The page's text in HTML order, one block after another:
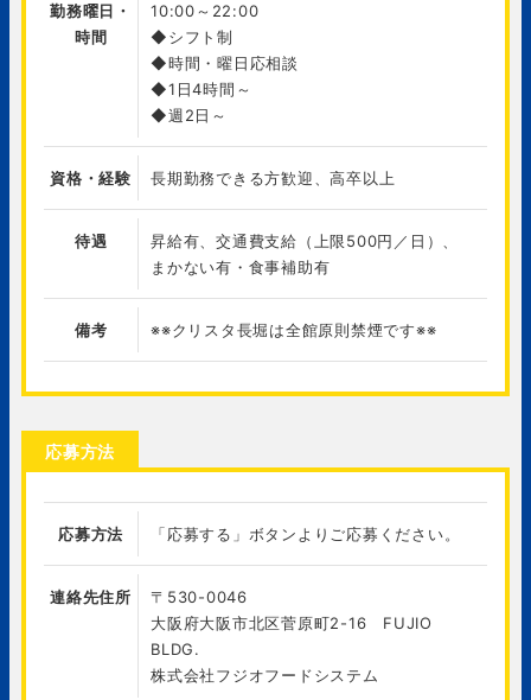
勤務曜日・
時間
10:00～22:00
◆シフト制
◆時間・曜日応相談
◆1日4時間～
◆週2日～
資格・経験 長期勤務できる方歓迎、高卒以上
待遇
昇給有、交通費支給（上限500円／日）、
まかない有・食事補助有
備考 ※※クリスタ長堀は全館原則禁煙です※※
応募方法
応募方法 「応募する」ボタンよりご応募ください。
連絡先住所
〒530-0046
大阪府大阪市北区菅原町2-16 FUJIO
BLDG.
株式会社フジオフードシステム